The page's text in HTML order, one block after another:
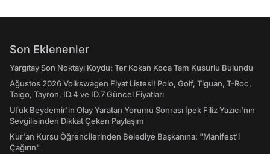
Son Eklenenler
Yargıtay Son Noktayı Koydu: Ter Kokan Koca Tam Kusurlu Bulundu
Ağustos 2026 Volkswagen Fiyat Listesi! Polo, Golf, Tiguan, T-Roc,
Taigo, Tayron, ID.4 ve ID.7 Güncel Fiyatları
Ufuk Beydemir'in Olay Yaratan Yorumu Sonrası İpek Filiz Yazıcı'nın
Sevgilisinden Dikkat Çeken Paylaşım
Kur'an Kursu Öğrencilerinden Belediye Başkanına: "Manifest’i
Çağırın"